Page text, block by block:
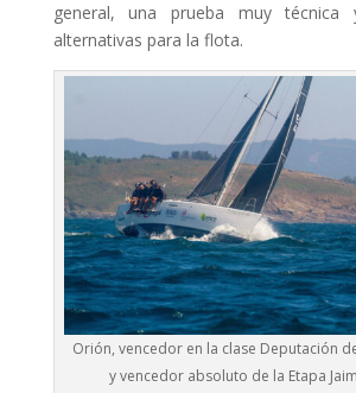
general, una prueba muy técnica
alternativas para la flota.
Orión, vencedor en la clase Deputación
y vencedor absoluto de la Etapa